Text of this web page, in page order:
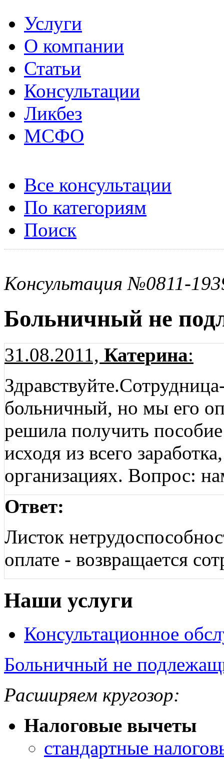
Услуги
О компании
Статьи
Консультации
Ликбез
МСФО
Все консультации
По категориям
Поиск
Консультация №0811-
Больничный не
31.08.2011, Катерина:
больничный, но мы его
решила получить
исходя из всего
организациях. Вопрос:
Ответ:
Листок
оплате - возвращается
Наши услуги
Консультационное
Больничный не
Расширяем кругозор:
Налоговые вычеты
стандартные